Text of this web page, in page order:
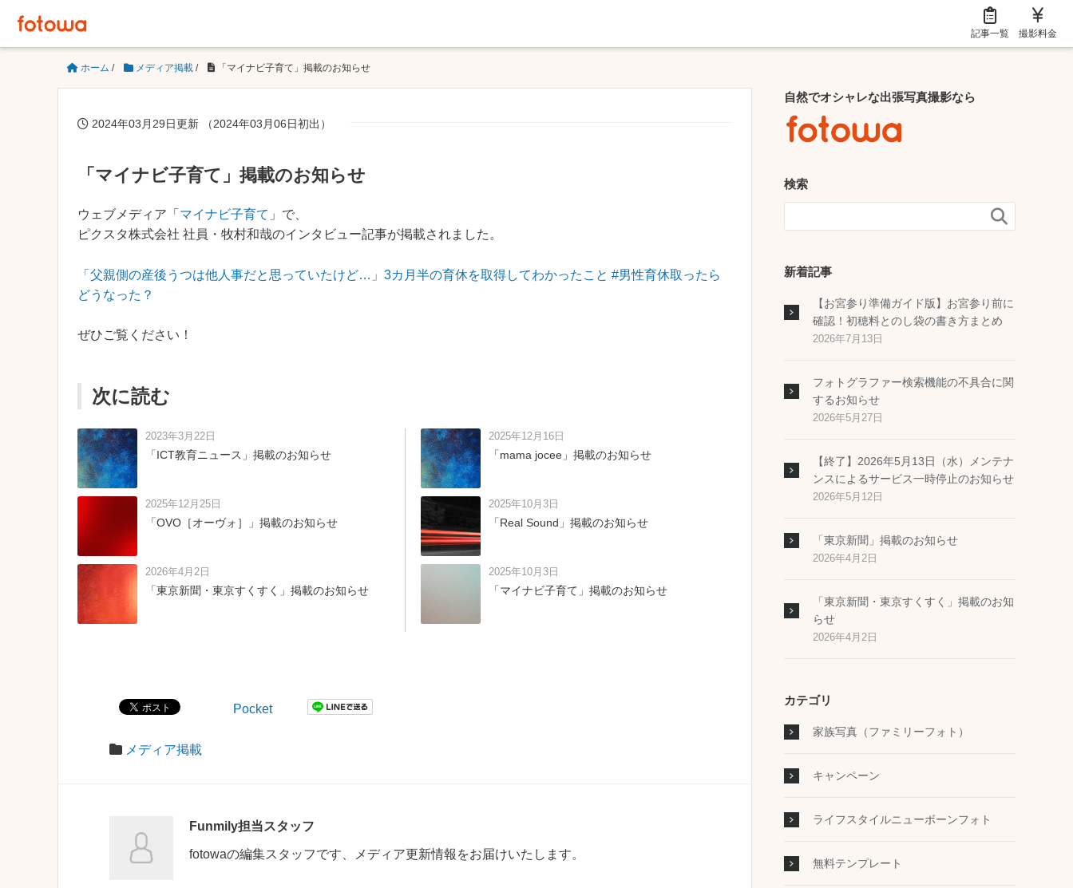
記事一覧 撮影料金
ホーム / メディア掲載 / 「マイナビ子育て」掲載のお知らせ
2024年03月29日更新 （2024年03月06日初出）
「マイナビ子育て」掲載のお知らせ
ウェブメディア「 マイナビ子育て 」で、
ピクスタ株式会社 社員・牧村和哉のインタビュー記事が掲載されました。
「父親側の産後うつは他人事だと思っていたけど…」3カ月半の育休を取得してわかったこと #男性育休取ったら
どうなった？
ぜひご覧ください！
次に読む
2023年3月22日
「ICT教育ニュース」掲載のお知らせ
2025年12月25日
「OVO［オーヴォ］」掲載のお知らせ
2026年4月2日
「東京新聞・東京すくすく」掲載のお知らせ
2025年12月16日
「mama jocee」掲載のお知らせ
2025年10月3日
「Real Sound」掲載のお知らせ
2025年10月3日
「マイナビ子育て」掲載のお知らせ
Pocket
メディア掲載
Funmily担当スタッフ
fotowaの編集スタッフです、メディア更新情報をお届けいたします。
自然でオシャレな出張写真撮影なら
検索

新着記事
【お宮参り準備ガイド版】お宮参り前に
確認！初穂料とのし袋の書き方まとめ
2026年7月13日
フォトグラファー検索機能の不具合に関
するお知らせ
2026年5月27日
【終了】2026年5月13日（水）メンテナ
ンスによるサービス一時停止のお知らせ
2026年5月12日
「東京新聞」掲載のお知らせ
2026年4月2日
「東京新聞・東京すくすく」掲載のお知
らせ
2026年4月2日
カテゴリ
家族写真（ファミリーフォト）
キャンペーン
ライフスタイルニューボーンフォト
無料テンプレート